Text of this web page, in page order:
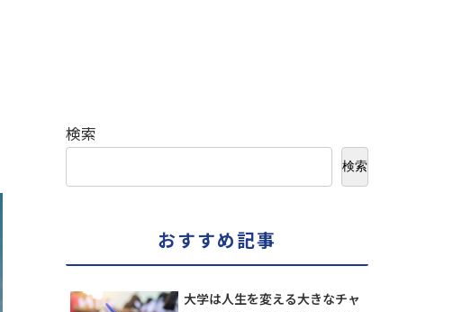
検索
検索
おすすめ記事
大学は人生を変える大きなチャ